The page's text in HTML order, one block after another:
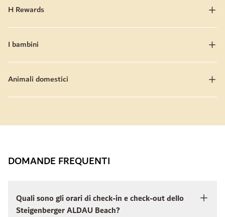
H Rewards
I bambini
Animali domestici
DOMANDE FREQUENTI
Quali sono gli orari di check-in e check-out dello
Steigenberger ALDAU Beach?